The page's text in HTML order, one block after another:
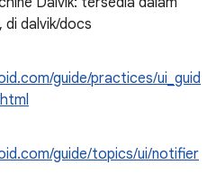
di dalvik/docs
guide/practices/ui_guid
guide/topics/ui/notifier